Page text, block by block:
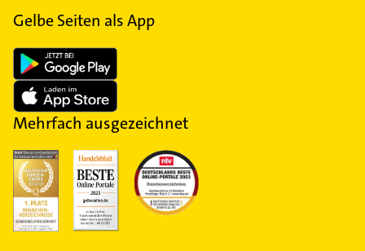
Gelbe Seiten als App
Mehrfach ausgezeichnet